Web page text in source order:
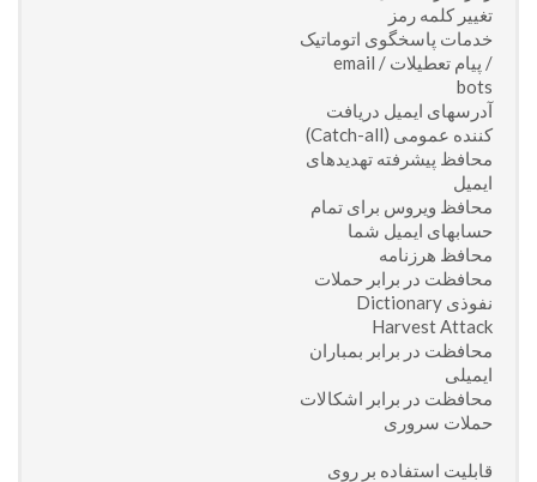
تغییر کلمه رمز
خدمات پاسخگوی اتوماتیک
/ پیام تعطیلات / email
bots
آدرسهای ایمیل دریافت
کننده عمومی (Catch-all)
محافظ پیشرفته تهدیدهای
ایمیل
محافظ ویروس برای تمام
حسابهای ایمیل شما
محافظ هرزنامه
محافظت در برابر حملات
نفوذی Dictionary
Harvest Attack
محافظت در برابر بمباران
ایمیلی
محافظت در برابر اشکالات
حملات سروری
قابلیت استفاده بر روی